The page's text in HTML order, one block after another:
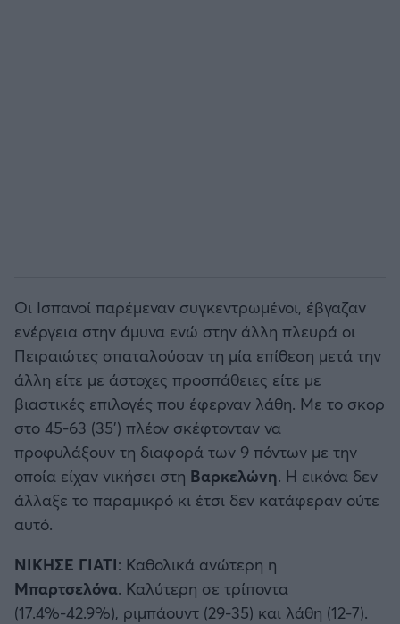
Οι Ισπανοί παρέμεναν συγκεντρωμένοι, έβγαζαν
ενέργεια στην άμυνα ενώ στην άλλη πλευρά οι
Πειραιώτες σπαταλούσαν τη μία επίθεση μετά την
άλλη είτε με άστοχες προσπάθειες είτε με
βιαστικές επιλογές που έφερναν λάθη. Με το σκορ
στο 45-63 (35’) πλέον σκέφτονταν να
προφυλάξουν τη διαφορά των 9 πόντων με την
οποία είχαν νικήσει στη Βαρκελώνη. Η εικόνα δεν
άλλαξε το παραμικρό κι έτσι δεν κατάφεραν ούτε
αυτό.
ΝΙΚΗΣΕ ΓΙΑΤΙ: Καθολικά ανώτερη η
Μπαρτσελόνα. Καλύτερη σε τρίποντα
(17.4%-42.9%), ριμπάουντ (29-35) και λάθη (12-7).